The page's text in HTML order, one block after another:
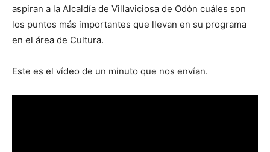
aspiran a la Alcaldía de Villaviciosa de Odón cuáles son
los puntos más importantes que llevan en su programa
en el área de Cultura.
Este es el vídeo de un minuto que nos envían.